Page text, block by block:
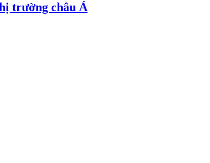
trường châu Á